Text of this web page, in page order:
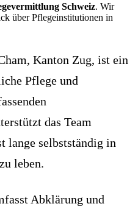
Schweiz. Wir
über Pflegeinstitutionen in
Kanton Zug, ist ein
Pflege und
das Team
lange selbstständig in
leben.
Abklärung und